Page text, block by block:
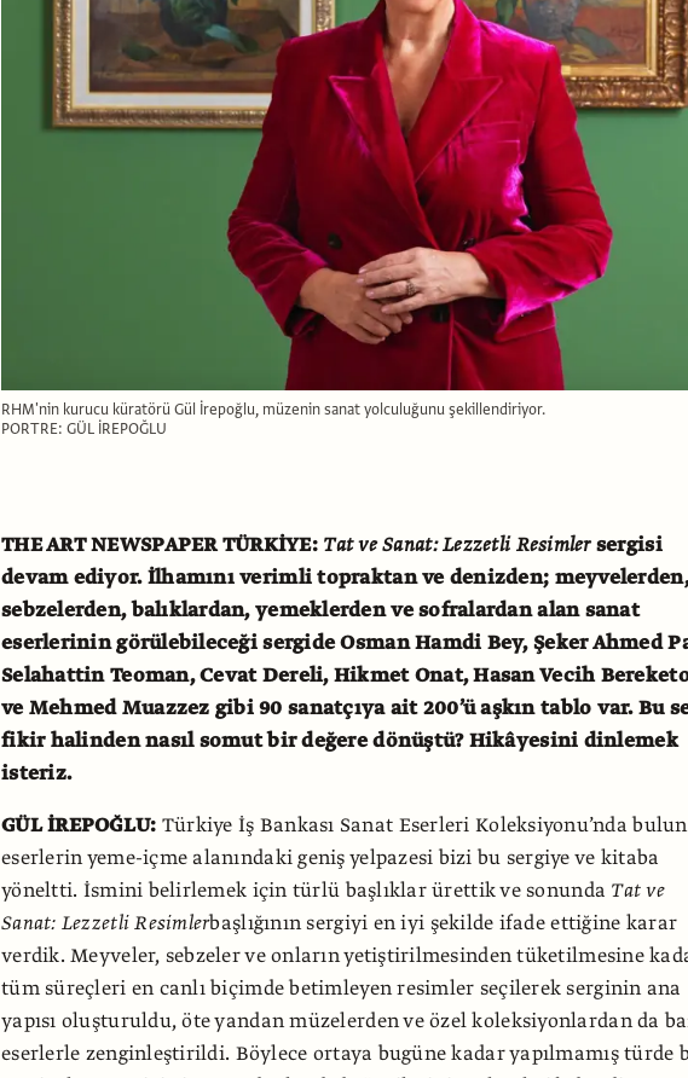
RHM'nin kurucu küratörü Gül İrepoğlu, müzenin sanat yolculuğunu şekillendiriyor.
PORTRE: GÜL İREPOĞLU
THE ART NEWSPAPER TÜRKİYE: Tat ve Sanat: Lezzetli Resimlersergisi
devam ediyor. İlhamını verimli topraktan ve denizden; meyvelerden,
sebzelerden, balıklardan, yemeklerden ve sofralardan alan sanat
eserlerinin görülebileceği sergide Osman Hamdi Bey, Şeker Ahmed
Selahattin Teoman, Cevat Dereli, Hikmet Onat, Hasan Vecih
ve Mehmed Muazzez gibi 90 sanatçıya ait 200’ü aşkın tablo var. Bu
fikir halinden nasıl somut bir değere dönüştü? Hikâyesini dinlemek
isteriz.
GÜL İREPOĞLU: Türkiye İş Bankası Sanat Eserleri Koleksiyonu’nda
eserlerin yeme-içme alanındaki geniş yelpazesi bizi bu sergiye ve kitaba
yöneltti. İsmini belirlemek için türlü başlıklar ürettik ve sonunda Tat ve
Sanat: Lezzetli Resimlerbaşlığının sergiyi en iyi şekilde ifade ettiğine karar
verdik. Meyveler, sebzeler ve onların yetiştirilmesinden tüketilmesine
tüm süreçleri en canlı biçimde betimleyen resimler seçilerek serginin ana
yapısı oluşturuldu, öte yandan müzelerden ve özel koleksiyonlardan da
eserlerle zenginleştirildi. Böylece ortaya bugüne kadar yapılmamış türde